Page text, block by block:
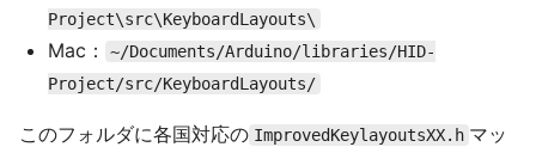
Project\src\KeyboardLayouts\
Mac：
~/Documents/Arduino/libraries/HID-
Project/src/KeyboardLayouts/
このフォルダに各国対応の ImprovedKeylayoutsXX.h マッ